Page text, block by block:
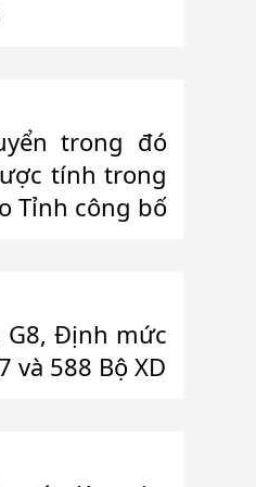
trong đó
tính trong
Tỉnh công bố
G8, Định mức
và 588 Bộ XD